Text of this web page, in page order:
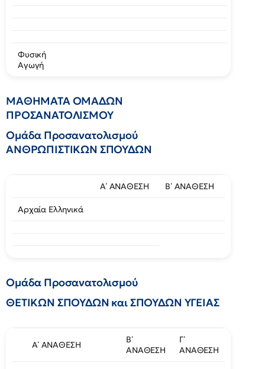
Φυσική
Αγωγή
ΜΑΘΗΜΑΤΑ ΟΜΑΔΩΝ
ΠΡΟΣΑΝΑΤΟΛΙΣΜΟΥ
Ομάδα Προσανατολισμού
ΑΝΘΡΩΠΙΣΤΙΚΩΝ ΣΠΟΥΔΩΝ
Α΄ ΑΝΑΘΕΣΗ Β΄ ΑΝΑΘΕΣΗ
Αρχαία Ελληνικά
Ομάδα Προσανατολισμού
ΘΕΤΙΚΩΝ ΣΠΟΥΔΩΝ και ΣΠΟΥΔΩΝ ΥΓΕΙΑΣ
Α΄ ΑΝΑΘΕΣΗ
Β΄
ΑΝΑΘΕΣΗ
Γ΄
ΑΝΑΘΕΣΗ